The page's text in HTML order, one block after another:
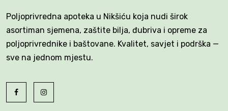
Poljoprivredna apoteka u Nikšiću koja nudi širok
asortiman sjemena, zaštite bilja, đubriva i opreme za
poljoprivrednike i baštovane. Kvalitet, savjet i podrška —
sve na jednom mjestu.